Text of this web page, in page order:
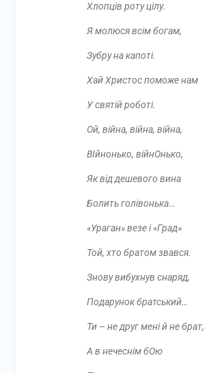
Хлопців роту цілу.
Я молюся всім богам,
Зубру на капоті.
Хай Христос поможе нам
У святій роботі.
Ой, війна, війна, війна,
ВІйнонько, війнОнько,
Як від дешевого вина
Болить голівонька…
«Ураган» везе і «Град»
Той, хто братом звався.
Знову вибухнув снаряд,
Подарунок братський…
Ти – не друг мені й не брат,
А в нечеснім бОю